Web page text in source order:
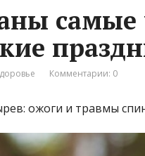
самые
Комментарии: 0
ожоги и травмы